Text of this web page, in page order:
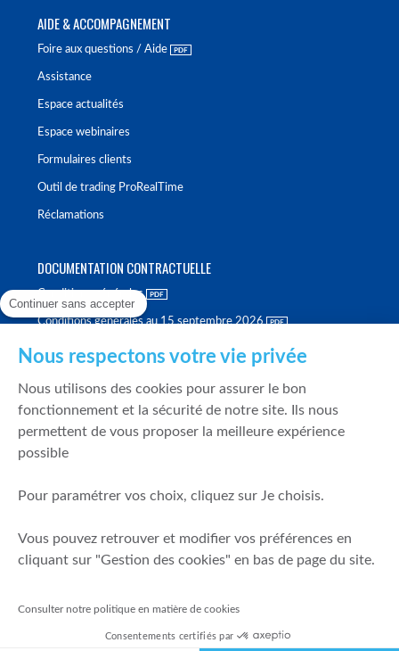
AIDE & ACCOMPAGNEMENT
Foire aux questions / Aide
Assistance
Espace actualités
Espace webinaires
Formulaires clients
Outil de trading ProRealTime
Réclamations
DOCUMENTATION CONTRACTUELLE
Conditions générales
Conditions générales au 15 septembre 2026
Politique de meilleure sélection
Politique de durabilité
Fonds de garantie des dépôts et de résolution
Mentions légales
Prévention de la fraude
Continuer sans accepter
Nous respectons votre vie privée
Nous utilisons des cookies pour assurer le bon
fonctionnement et la sécurité de notre site. Ils nous
permettent de vous proposer la meilleure expérience
possible
Pour paramétrer vos choix, cliquez sur Je choisis.
Vous pouvez retrouver et modifier vos préférences en
cliquant sur "Gestion des cookies" en bas de page du site.
Consulter notre politique en matière de cookies
Consentements certifiés par